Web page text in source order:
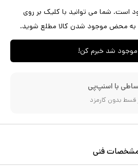
است. شما می توانید با کلیک بر روی
محض موجود شدن کالا مطلع شوید.
موجود شد خبرم کن!
با اسنپ‌پی
قسط بدون کارمزد
فنی